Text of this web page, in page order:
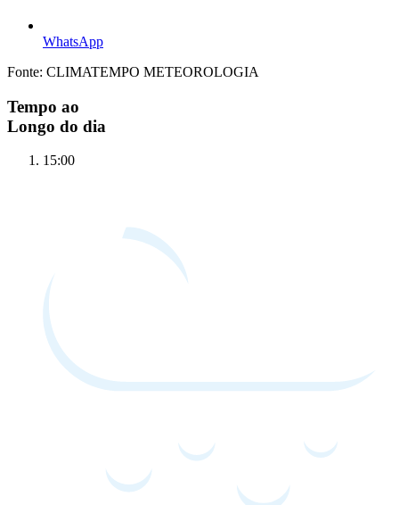
WhatsApp
Fonte: CLIMATEMPO METEOROLOGIA
Tempo ao
Longo do dia
15:00